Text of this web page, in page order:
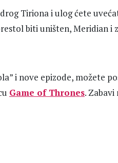
Tiriona i ulog ćete
biti uništen, Meridian i
i nove epizode, možete
Game of Thrones. Zabavi